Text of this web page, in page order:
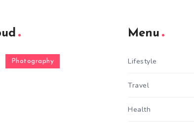
Photography
Menu
Lifestyle
Travel
Health